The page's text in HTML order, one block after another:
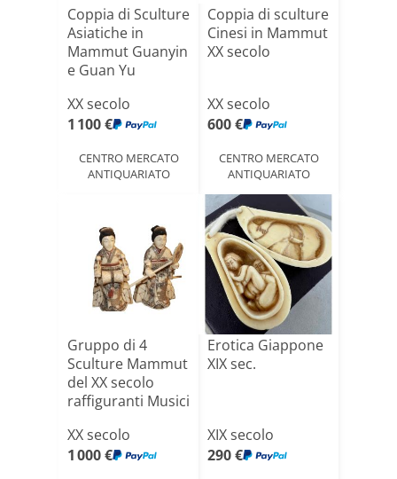
Coppia di Sculture
Asiatiche in
Mammut Guanyin
e Guan Yu
XX secolo
1 100 €
CENTRO MERCATO
ANTIQUARIATO
Coppia di sculture
Cinesi in Mammut
XX secolo
XX secolo
600 €
CENTRO MERCATO
ANTIQUARIATO
Gruppo di 4
Sculture Mammut
del XX secolo
raffiguranti Musici
XX secolo
1 000 €
Erotica Giappone
XIX sec.
XIX secolo
290 €